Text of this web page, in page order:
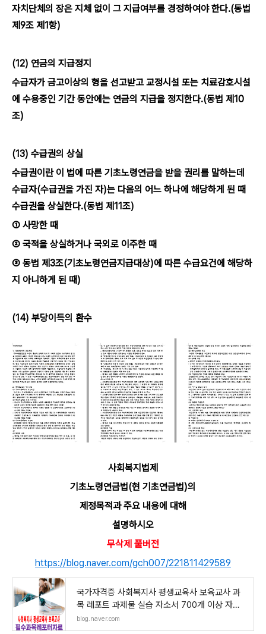
자치단체의 장은 지체 없이 그 지급여부를 경정하여야 한다.(동법
제9조 제1항)
(12) 연금의 지급정지
수급자가 금고이상의 형을 선고받고 교정시설 또는 치료감호시설
에 수용중인 기간 동안에는 연금의 지급을 정지한다.(동법 제10
조)
(13) 수급권의 상실
수급권이란 이 법에 따른 기초노령연금을 받을 권리를 말하는데
수급자(수급권을 가진 자)는 다음의 어느 하나에 해당하게 된 때
수급권을 상실한다.(동법 제11조)
① 사망한 때
② 국적을 상실하거나 국외로 이주한 때
③ 동법 제3조(기초노령연금지급대상)에 따른 수급요건에 해당하
지 아니하게 된 때)
(14) 부당이득의 환수
사회복지법제
기초노령연금법(현 기초연금법)의
제정목적과 주요 내용에 대해
설명하시오
무삭제 풀버전
https://blog.naver.com/gch007/221811429589
국가자격증 사회복지사 평생교육사 보육교사 과
목 레포트 과제물 실습 자소서 700개 이상 자료
집
blog.naver.com